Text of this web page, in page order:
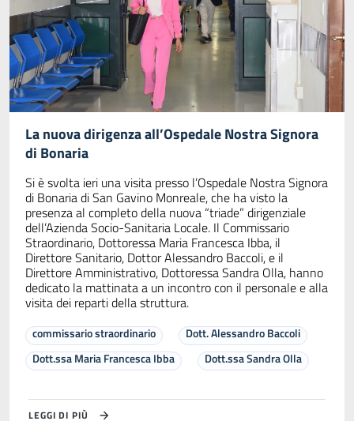
La nuova dirigenza all’Ospedale Nostra Signora
di Bonaria
Si è svolta ieri una visita presso l’Ospedale Nostra Signora
di Bonaria di San Gavino Monreale, che ha visto la
presenza al completo della nuova “triade” dirigenziale
dell’Azienda Socio-Sanitaria Locale. Il Commissario
Straordinario, Dottoressa Maria Francesca Ibba, il
Direttore Sanitario, Dottor Alessandro Baccoli, e il
Direttore Amministrativo, Dottoressa Sandra Olla, hanno
dedicato la mattinata a un incontro con il personale e alla
visita dei reparti della struttura.
commissario straordinario
Dott. Alessandro Baccoli
Dott.ssa Maria Francesca Ibba
Dott.ssa Sandra Olla
LEGGI DI PIÙ